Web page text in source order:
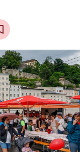
arrow_right